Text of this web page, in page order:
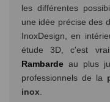
les différentes
une idée précise des
InoxDesign, en
étude 3D, c'est
Rambardeau plus
professionnels de la
inox.